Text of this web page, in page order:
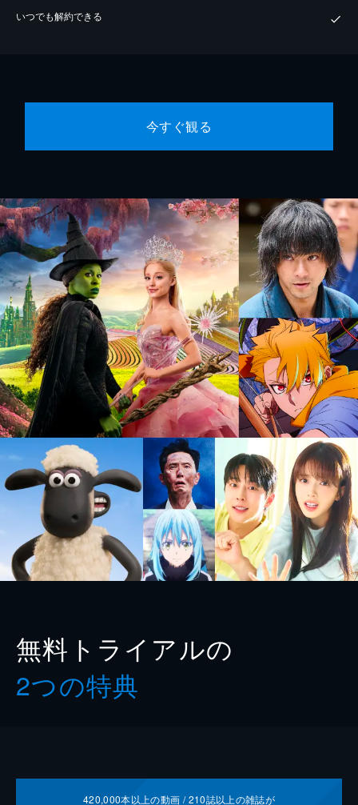
いつでも解約できる
今すぐ観る
無料トライアルの
2つの特典
420,000本以上の動画 /210誌以上の雑誌が